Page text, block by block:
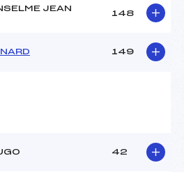
JEAN
148
149
42